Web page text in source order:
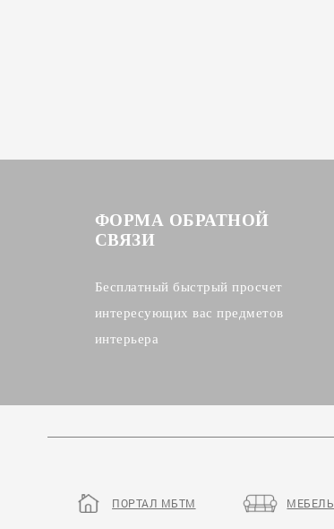
ФОРМА ОБРАТНОЙ
СВЯЗИ
Бесплатный быстрый просчет
интересующих вас предметов
интерьера
ПОРТАЛ МБТМ МЕБЕЛЬ